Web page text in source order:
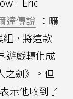
達傳說 ：曠
，將這款
遊戲轉化成
之劍》。但
示他收到了